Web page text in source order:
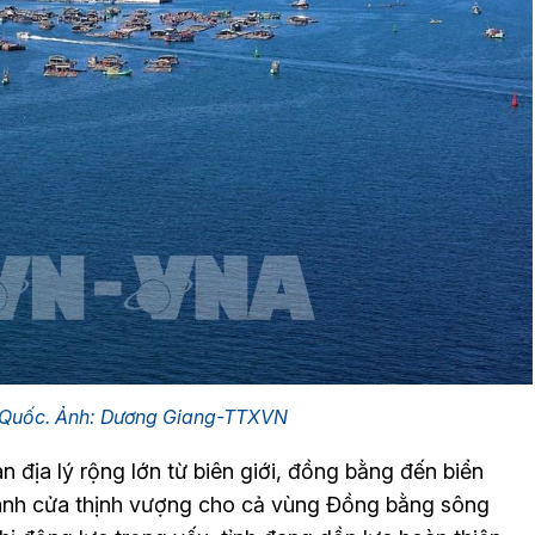
Ảnh: Dương Giang-TTXVN
địa lý rộng lớn từ biên giới, đồng bằng đến biển
cửa thịnh vượng cho cả vùng Đồng bằng sông